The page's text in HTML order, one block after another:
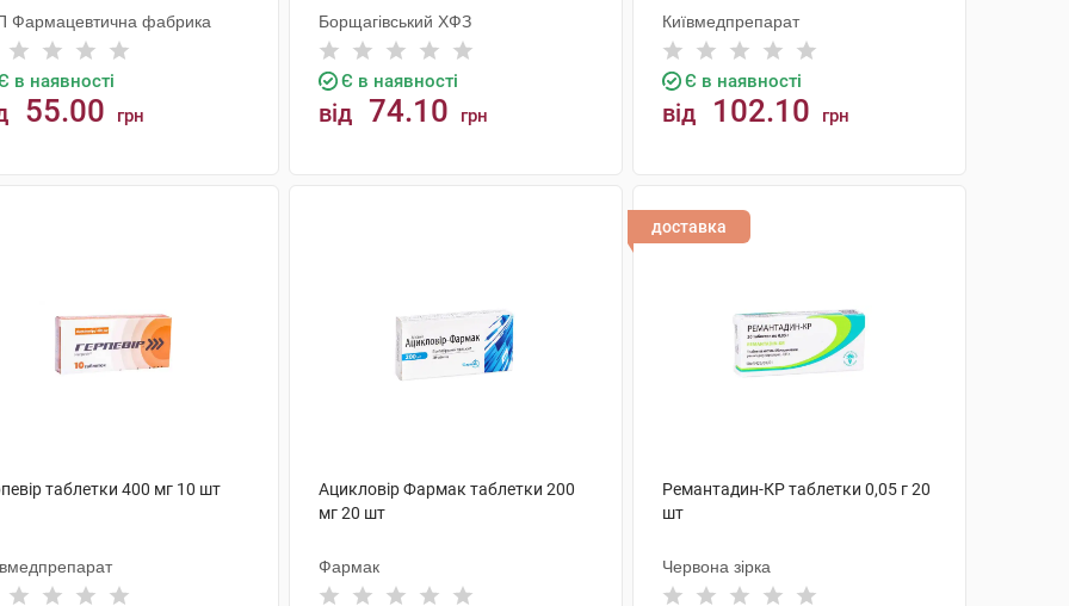
Фармацевтична фабрика
в наявності
55.00 грн
Борщагівський ХФЗ
Є в наявності
від 74.10 грн
Київмедпрепарат
Є в наявності
від 102.10 грн
таблетки 400 мг 10 шт
Ацикловір Фармак таблетки 200
мг 20 шт
Фармак
доставка
Ремантадин-КР таблетки 0,05 г 20
шт
Червона зірка